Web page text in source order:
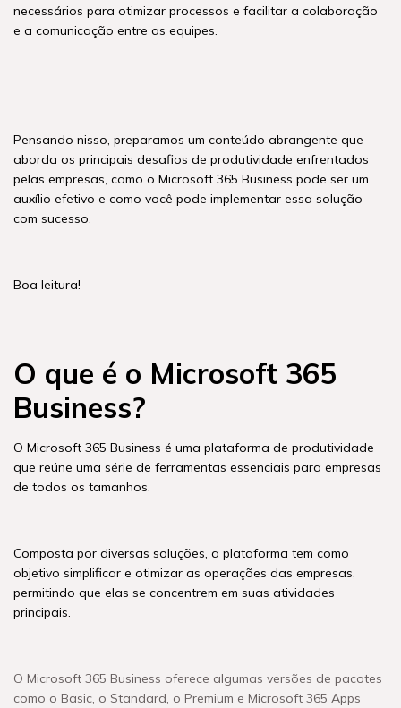
necessários para otimizar processos e facilitar a colaboração
e a comunicação entre as equipes.
Pensando nisso, preparamos um conteúdo abrangente que
aborda os principais desafios de produtividade enfrentados
pelas empresas, como o Microsoft 365 Business pode ser um
auxílio efetivo e como você pode implementar essa solução
com sucesso.
Boa leitura!
O que é o Microsoft 365
Business?
O Microsoft 365 Business é uma plataforma de produtividade
que reúne uma série de ferramentas essenciais para empresas
de todos os tamanhos.
Composta por diversas soluções, a plataforma tem como
objetivo simplificar e otimizar as operações das empresas,
permitindo que elas se concentrem em suas atividades
principais.
O Microsoft 365 Business oferece algumas versões de pacotes
como o Basic, o Standard, o Premium e Microsoft 365 Apps